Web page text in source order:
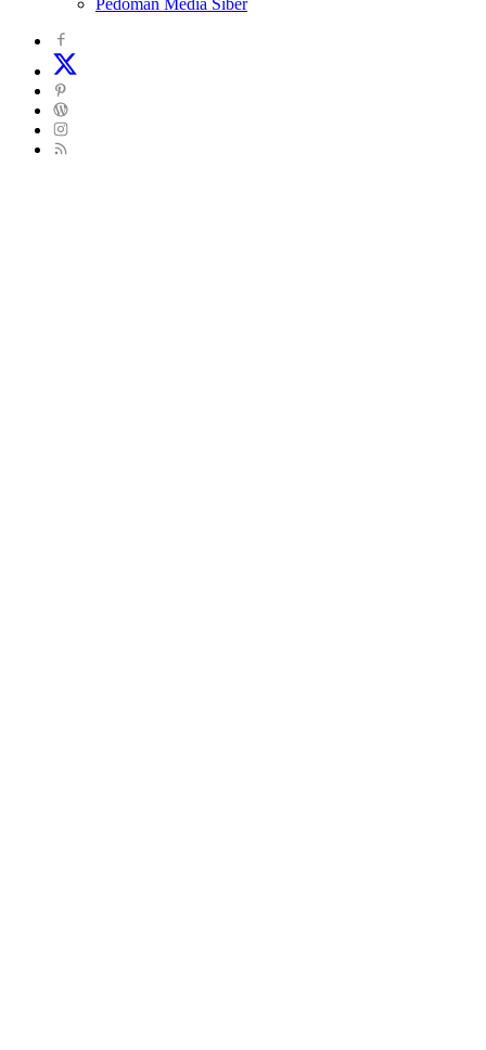
Pedoman Media Siber